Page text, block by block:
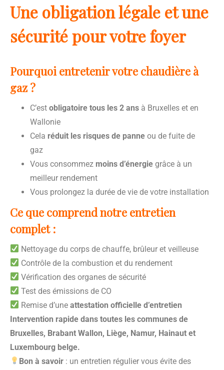
Une obligation légale et une
sécurité pour votre foyer
Pourquoi entretenir votre chaudière à
gaz ?
C’est obligatoire tous les 2 ans à Bruxelles et en
Wallonie
Cela réduit les risques de panne ou de fuite de
gaz
Vous consommez moins d’énergie grâce à un
meilleur rendement
Vous prolongez la durée de vie de votre installation
Ce que comprend notre entretien
complet :
Nettoyage du corps de chauffe, brûleur et veilleuse
Contrôle de la combustion et du rendement
Vérification des organes de sécurité
Test des émissions de CO
Remise d’uneattestation officielle d’entretien
Intervention rapide dans toutes les communes de
Bruxelles, Brabant Wallon, Liège, Namur, Hainaut et
Luxembourg belge.
Bon à savoir : un entretien régulier vous évite des